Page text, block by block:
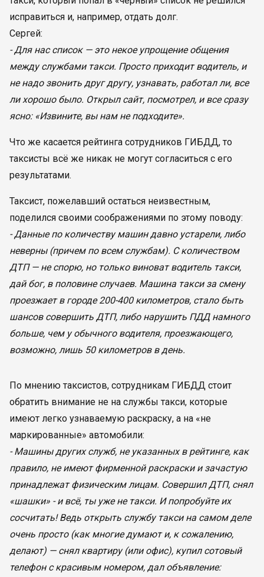
исправиться и, например, отдать долг.
Сергей:
- Для нас список — это некое упрощение общения
между службами такси. Просто приходит водитель, и
не надо звонить друг другу, узнавать, работал ли, все
ли хорошо было. Открыл сайт, посмотрел, и все сразу
ясно: «Извините, вы нам не подходите».
Что же касается рейтинга сотрудников ГИБДД, то
таксисты всё же никак не могут согласиться с его
результатами.
Таксист, пожелавший остаться неизвестным,
поделился своими соображениями по этому поводу:
- Данные по количеству машин давно устарели, либо
неверны (причем по всем службам). С количеством
ДТП — не спорю, но только виноват водитель такси,
дай бог, в половине случаев. Машина такси за смену
проезжает в городе 200-400 километров, стало быть
шансов совершить ДТП, либо нарушить ПДД намного
больше, чем у обычного водителя, проезжающего,
возможно, лишь 50 километров в день.
По мнению таксистов, сотрудникам ГИБДД стоит
обратить внимание не на службы такси, которые
имеют легко узнаваемую раскраску, а на «не
маркированные» автомобили:
- Машины других служб, не указанных в рейтинге, как
правило, не имеют фирменной раскраски и зачастую
принадлежат физическим лицам. Совершил ДТП, снял
«шашки» - и всё, ты уже не такси. И попробуйте их
сосчитать! Ведь открыть службу такси на самом деле
очень просто (как многие думают и, к сожалению,
делают) — снял квартиру (или офис), купил сотовый
телефон с красивым номером, дал объявление: